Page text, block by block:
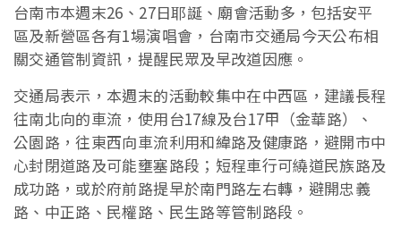
台南市本週末26、27日耶誕、廟會活動多，包括安平
區及新營區各有1場演唱會，台南市交通局今天公布相
關交通管制資訊，提醒民眾及早改道因應。
交通局表示，本週末的活動較集中在中西區，建議長程
往南北向的車流，使用台17線及台17甲（金華路）、
公園路，往東西向車流利用和緯路及健康路，避開市中
心封閉道路及可能壅塞路段；短程車行可繞道民族路及
成功路，或於府前路提早於南門路左右轉，避開忠義
路、中正路、民權路、民生路等管制路段。